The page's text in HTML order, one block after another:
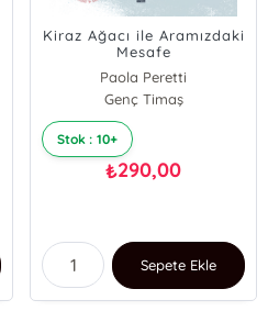
Kiraz Ağacı ile Aramızdaki
Mesafe
Paola Peretti
Genç Timaş
Stok : 10+
₺290,00
Sepete Ekle